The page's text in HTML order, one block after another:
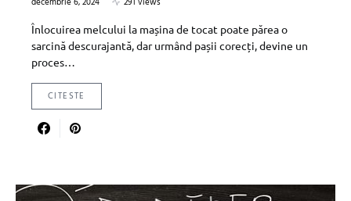
Înlocuirea melcului la mașina de tocat poate părea o
sarcină descurajantă, dar urmând pașii corecți, devine un
proces…
CITESTE